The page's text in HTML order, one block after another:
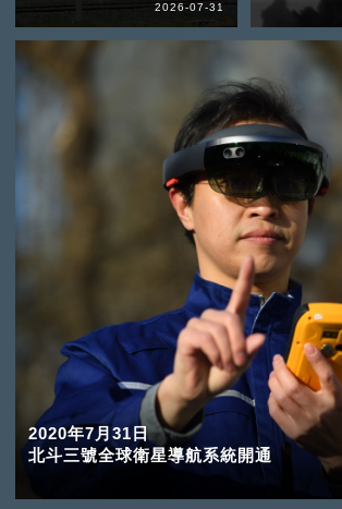
2026-07-31
2020年7月31日
北斗三號全球衛星導航系統開通